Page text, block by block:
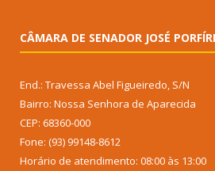
CÂMARA DE SENADOR JOSÉ
End.: Travessa Abel Figueiredo, S/N
Bairro: Nossa Senhora de Aparecida
CEP: 68360-000
Fone: (93) 99148-8612
Horário de atendimento: 08:00 às 13:00